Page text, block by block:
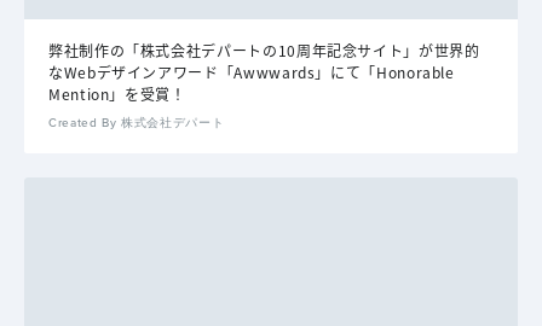
弊社制作の「株式会社デパートの10周年記念サイト」が世界的
なWebデザインアワード「Awwwards」にて「Honorable
Mention」を受賞！
Created By 株式会社デパート